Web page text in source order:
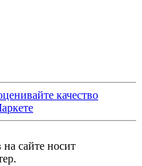
сайте носит